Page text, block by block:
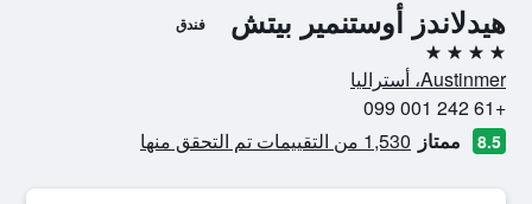
هيدلاندز أوستنمير بيتش فندق
4 نجوم
Austinmer، أستراليا
+61 242 001 099
8.5 ممتاز 1,530 من التقييمات تم التحقق منها